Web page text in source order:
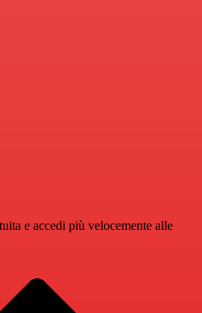
e accedi più velocemente alle